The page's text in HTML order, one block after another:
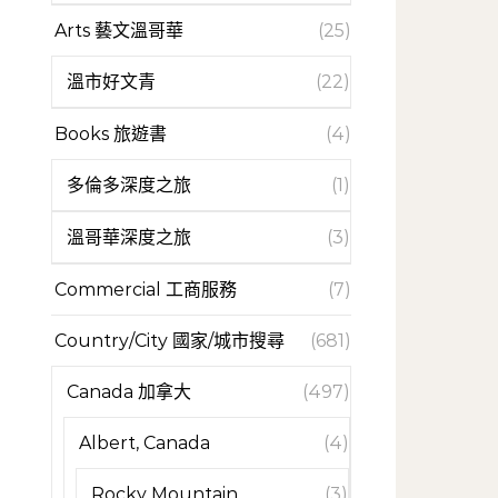
Arts 藝文溫哥華 (25)
溫市好文青 (22)
Books 旅遊書 (4)
多倫多深度之旅 (1)
溫哥華深度之旅 (3)
Commercial 工商服務 (7)
Country/City 國家/城市搜尋 (681)
Canada 加拿大 (497)
Albert, Canada (4)
Rocky Mountain (3)